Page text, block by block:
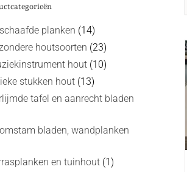
planken (14)
houtsoorten (23)
hout (10)
stukken hout (13)
tafel en aanrecht bladen
bladen, wandplanken
en tuinhout (1)